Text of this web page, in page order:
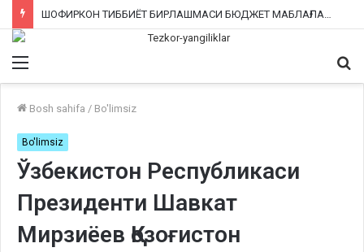
ШОФИРКОН ТИББИЁТ БИРЛАШМАСИ БЮДЖЕТ МАБЛАҒЛАРИНИ ТАЛОН-ТАРОЖ ҚИЛИНГАНИ РОСТМИ?
Menu
Bosh sahifa / Bo'limsiz
Bo'limsiz
Ўзбекистон Республикаси
Президенти Шавкат
Мирзиёев Қозоғистон